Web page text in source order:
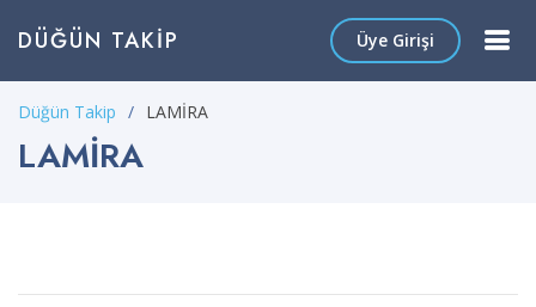
DÜĞÜN TAKIP Üye Girişi
Düğün Takip LAMİRA
LAMİRA